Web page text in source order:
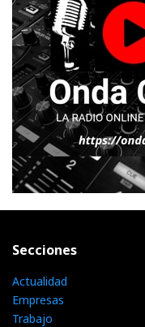
Secciones
Actualidad
Empresas
Trabajo